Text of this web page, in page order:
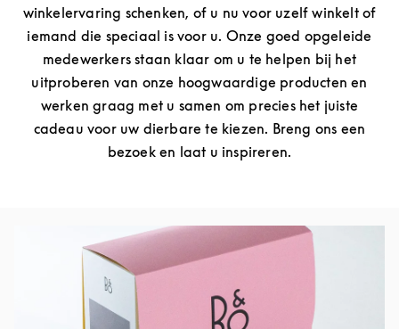
winkelervaring schenken, of u nu voor uzelf winkelt of
iemand die speciaal is voor u. Onze goed opgeleide
medewerkers staan klaar om u te helpen bij het
uitproberen van onze hoogwaardige producten en
werken graag met u samen om precies het juiste
cadeau voor uw dierbare te kiezen. Breng ons een
bezoek en laat u inspireren.
Afbeelding van evenement